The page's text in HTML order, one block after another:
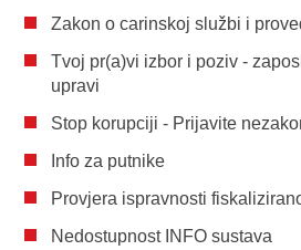
Zakon o carinskoj službi i
Tvoj pr(a)vi izbor i poziv -
upravi
Stop korupciji - Prijavite
Info za putnike
Provjera ispravnosti
Nedostupnost INFO sustava